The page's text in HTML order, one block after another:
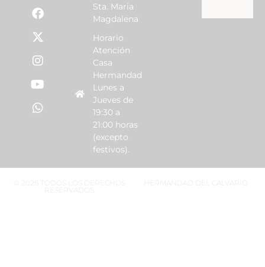
Sta. Maria
Magdalena
Horario
Atención
Casa
Hermandad
Lunes a
Jueves de
19:30 a
21:00 horas
(excepto
festivos).
HERMANDAD DEL CALVARIO